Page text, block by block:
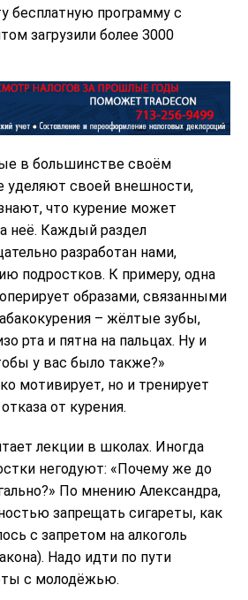
бесплатную программу с
загрузили более 3000
в большинстве своём
уделяют своей внешности,
что курение может
неё. Каждый раздел
разработан нами,
подростков. К примеру, одна
образами, связанными
– жёлтые зубы,
рта и пятна на пальцах. Ну и
у вас было также?»
мотивирует, но и тренирует
от курения.
лекции в школах. Иногда
негодуют: «Почему же до
По мнению Александра,
запрещать сигареты, как
с запретом на алкоголь
Надо идти по пути
с молодёжью.